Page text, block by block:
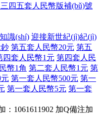
三四五套人民幣版補(bǔ)號
識(shí) 迎接新世紀(jì)紀(jì)
第五套人民幣20元 第五
四套人民幣1元 第四套人民
幣1角 第二套人民幣1元 第
第一套人民幣500元 第一
第一套人民幣5元 第一套
：1061611902 加Q備注加